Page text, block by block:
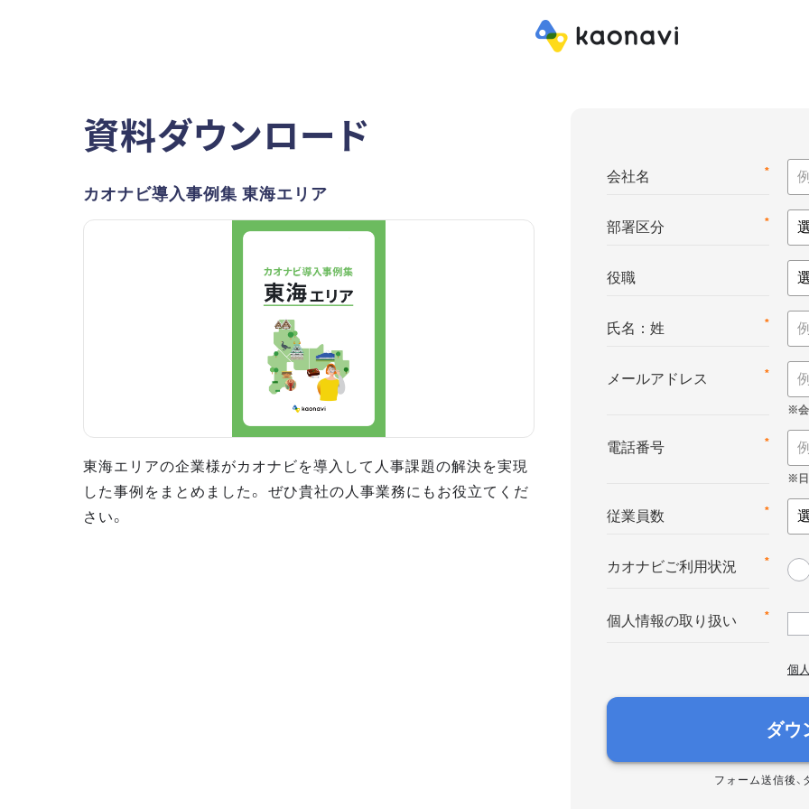
資料ダウンロード
カオナビ導入事例集 東海エリア
東海エリアの企業様がカオナビを導入して人事課題の解決を実現
した事例をまとめました。 ぜひ貴社の人事業務にもお役立てくだ
さい。
*
会社名
*
部署区分
役職
*
氏名：姓
*
メールアドレス
*
電話番号
*
従業員数
*
カオナビご利用状況
*
個人情報の取り扱い
個
ダウ
フォーム送信後